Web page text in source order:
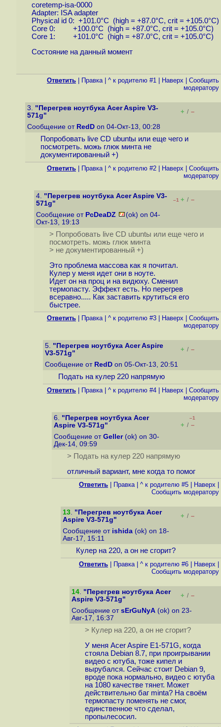
coretemp-isa-0000
Adapter: ISA adapter
Physical id 0: +101.0°C (high = +87.0°C, crit = +105.0°C)
Core 0: +100.0°C (high = +87.0°C, crit = +105.0°C)
Core 1: +101.0°C (high = +87.0°C, crit = +105.0°C)
Состояние на данный момент
Ответить Правка| ^ к родителю #1 Наверх
Cообщить
модератору
3. "Перегрев ноутбука Acer Aspire V3-
571g"
+ / –
Сообщение от RedD on 04-Окт-13, 00:28
Попробовать live CD ubuntы или еще чего и
посмотреть. можь глюк минта не
документированный +)
Ответить Правка| ^ к родителю #2 Наверх
Cообщить
модератору
4. "Перегрев ноутбука Acer Aspire V3-
571g"
–1 + / –
Сообщение от PcDeaDZ
(ok) on 04-
Окт-13, 19:13
> Попробовать live CD ubuntы или еще чего и
посмотреть. можь глюк минта
> не документированный +)
Это проблема массова как я почитал.
Кулер у меня идет они в ноуте.
Идет он на проц и на видюху. Сменил
термопасту. Эффект есть. Но перегрев
всеравно..... Как заставить крутиться его
быстрее.
Ответить Правка| ^ к родителю #3 Наверх
Cообщить
модератору
5. "Перегрев ноутбука Acer Aspire
V3-571g"
+ / –
Сообщение от RedD on 05-Окт-13, 20:51
Подать на кулер 220 напрямую
Ответить Правка| ^ к родителю #4 Наверх
Cообщить
модератору
6. "Перегрев ноутбука Acer
Aspire V3-571g"
–1
+ / –
Сообщение от Geller(ok) on 30-
Дек-14, 09:59
> Подать на кулер 220 напрямую
отличный вариант, мне когда то помог
Ответить Правка| ^ к родителю #5 Наверх
Cообщить модератору
13. "Перегрев ноутбука Acer
Aspire V3-571g"
+ / –
Сообщение от ishida (ok) on 18-
Авг-17, 15:11
Кулер на 220, а он не сгорит?
Ответить Правка| ^ к родителю #6 Наверх
Cообщить модератору
14. "Перегрев ноутбука Acer
Aspire V3-571g"
+ / –
Сообщение от sErGuNyA (ok) on 23-
Авг-17, 16:37
> Кулер на 220, а он не сгорит?
У меня Acer Aspire E1-571G, когда
стояла Debian 8.7, при проигрывании
видео с ютуба, тоже кипел и
вырубался. Сейчас стоит Debian 9,
вроде пока нормально, видео с ютуба
на 1080 качестве тянет. Может
действительно баг minta? На своём
термопасту поменять не смог,
единственное что сделал,
пропылесосил.